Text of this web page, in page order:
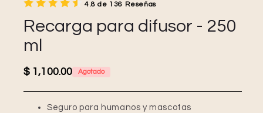
4.8 de 136 Reseñas
Recarga para difusor - 250
ml
Precio habitual
$ 1,100.00 Agotado
Seguro para humanos y mascotas